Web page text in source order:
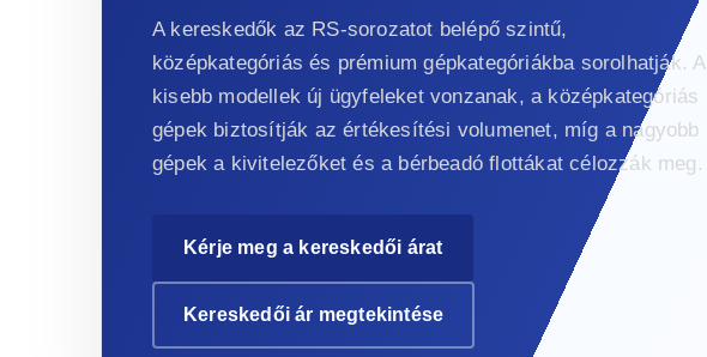
A kereskedők az RS-sorozatot belépő szintű,
középkategóriás és prémium gépkategóriákba sorolhatják. A
kisebb modellek új ügyfeleket vonzanak, a középkategóriás
gépek biztosítják az értékesítési volumenet, míg a nagyobb
gépek a kivitelezőket és a bérbeadó flottákat célozzák meg.
Kérje meg a kereskedői árat
Kereskedői ár megtekintése